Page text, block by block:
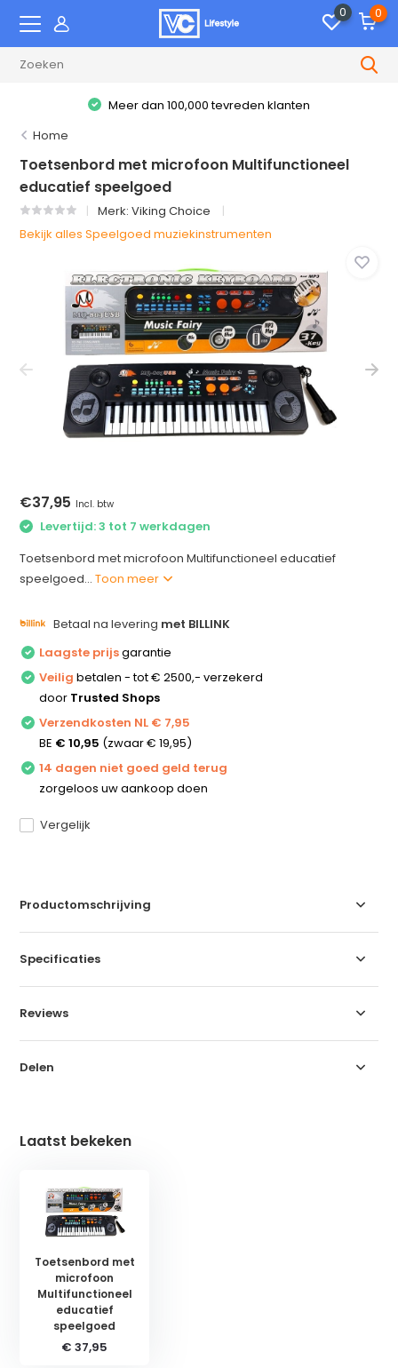
0 0
Meer dan 100,000 tevreden klanten
Home
Toetsenbord met microfoon Multifunctioneel
educatief speelgoed
Merk:Viking Choice
Bekijk alles Speelgoed muziekinstrumenten
€37,95 Incl. btw
Levertijd: 3 tot 7 werkdagen
Toetsenbord met microfoon Multifunctioneel educatief
speelgoed...Toon meer
Betaal na levering met BILLINK
Laagste prijsgarantie
Veilig betalen - tot € 2500,- verzekerd
door Trusted Shops
Verzendkosten NL € 7,95
BE € 10,95 (zwaar € 19,95)
14 dagen niet goed geld terug
zorgeloos uw aankoop doen
Vergelijk
Productomschrijving
Specificaties
Reviews
Delen
Laatst bekeken
Toetsenbord met
microfoon
Multifunctioneel
educatief
speelgoed
€ 37,95